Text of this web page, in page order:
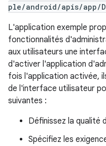
ple/android/apis/app/
L'application exemple
fonctionnalités
aux utilisateurs une
d'activer l'application
fois l'application activée,
de l'interface utilisateur
suivantes :
Définissez la qualité
Spécifiez les